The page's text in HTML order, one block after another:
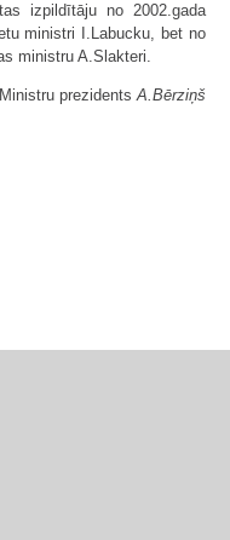
izpildītāju no 2002.gada
ministri I.Labucku, bet no
ministru A.Slakteri.
Ministru prezidentsA.Bērziņš